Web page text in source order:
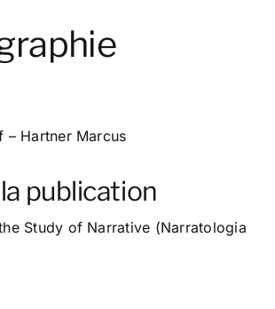
– Hartner Marcus
publication
Study of Narrative (Narratologia